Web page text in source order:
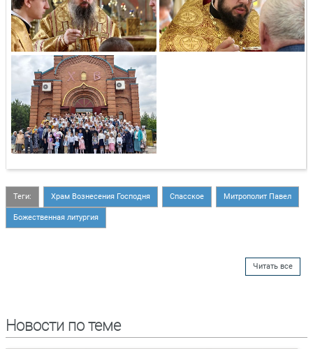
Теги: Храм Вознесения Господня Спасское Митрополит Павел
Божественная литургия
Читать все
Новости по теме